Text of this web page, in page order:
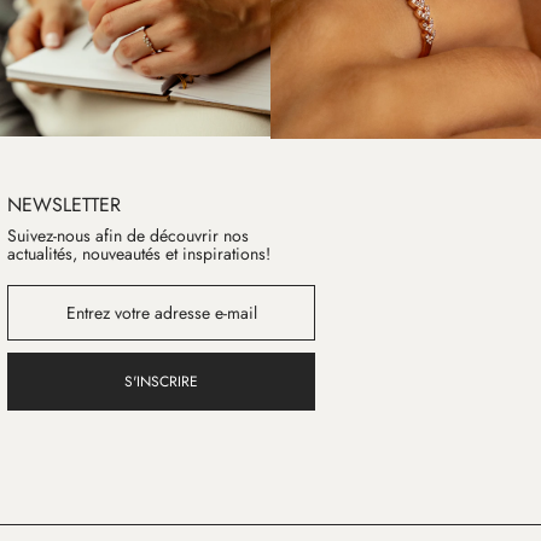
NEWSLETTER
Suivez-nous afin de découvrir nos
actualités, nouveautés et inspirations!
S'INSCRIRE